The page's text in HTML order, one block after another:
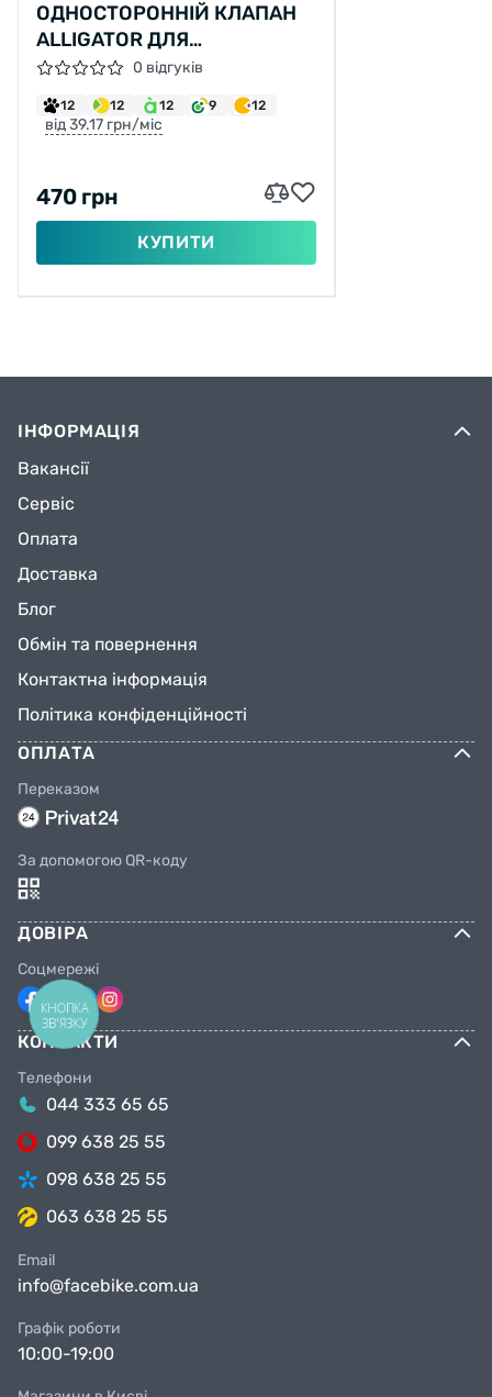
ОДНОСТОРОННІЙ КЛАПАН
ALLIGATOR ДЛЯ
ПРОКАЧУВАННЯ
ГІДРАВЛІЧНИХ ГАЛЬМ
0 відгуків
12 12 12 9 12
від 39.17 грн/міс
470 грн
КУПИТИ
ІНФОРМАЦІЯ
Вакансії
Сервіс
Оплата
Доставка
Блог
Обмін та повернення
Контактна інформація
Політика конфіденційності
ОПЛАТА
Переказом
За допомогою QR-коду
ДОВІРА
Соцмережі
КОНТАКТИ
Телефони
044 333 65 65
099 638 25 55
098 638 25 55
063 638 25 55
Email
info@facebike.com.ua
Графік роботи
10:00-19:00
КНОПКА
ЗВ'ЯЗКУ